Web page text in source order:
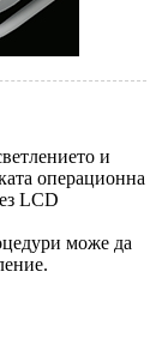
и
операционна
LCD
може да